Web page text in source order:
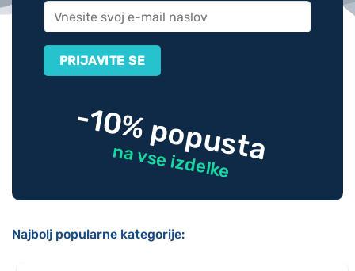
-10% popusta
na vse izdelke
Najbolj popularne kategorije: